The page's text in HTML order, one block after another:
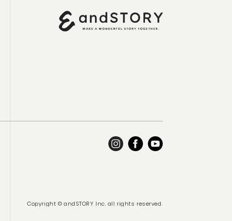
Copyright © andSTORY Inc. all rights reserved.